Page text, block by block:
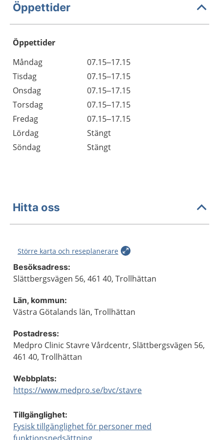
Öppettider
Öppettider
Dag
Öppettider
Kommentarer
Måndag
07.15–17.15
Tisdag
07.15–17.15
Onsdag
07.15–17.15
Torsdag
07.15–17.15
Fredag
07.15–17.15
Lördag
Stängt
Söndag
Stängt
Hitta oss
Större karta och reseplanerare
Besöksadress:
Slättbergsvägen 56, 461 40, Trollhättan
Län, kommun:
Västra Götalands län, Trollhättan
Postadress:
Medpro Clinic Stavre Vårdcentr, Slättbergsvägen 56,
461 40, Trollhättan
Webbplats:
https://www.medpro.se/bvc/stavre
Tillgänglighet:
Fysisk tillgänglighet för personer med